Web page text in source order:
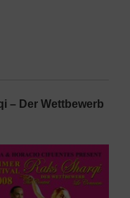
– Der Wettbewerb